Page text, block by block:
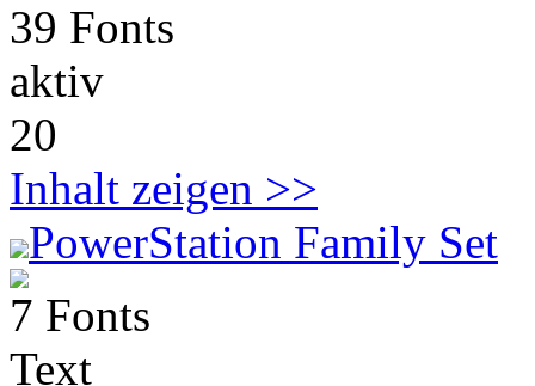
39 Fonts
aktiv
20
Inhalt zeigen >>
PowerStation Family Set
7 Fonts
Text